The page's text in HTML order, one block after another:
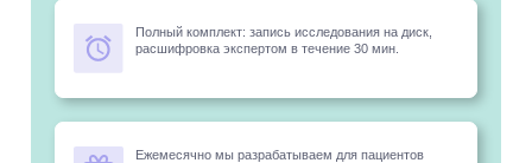
Полный комплект: запись исследования на диск,
расшифровка экспертом в течение 30 мин.
Ежемесячно мы разрабатываем для пациентов